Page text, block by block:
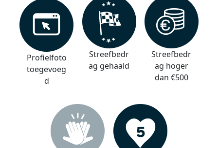
Profielfoto
toegevoeg
d
Streefbedr
ag gehaald
Streefbedr
ag hoger
dan €500